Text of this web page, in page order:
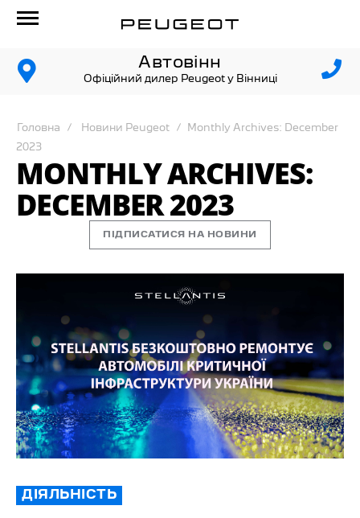
Автовінн
Офіційний дилер Peugeot у Вінниці
Головна Новини Peugeot Monthly Archives: December
2023
MONTHLY ARCHIVES:
DECEMBER 2023
ПІДПИСАТИСЯ НА НОВИНИ
ДІЯЛЬНІСТЬ